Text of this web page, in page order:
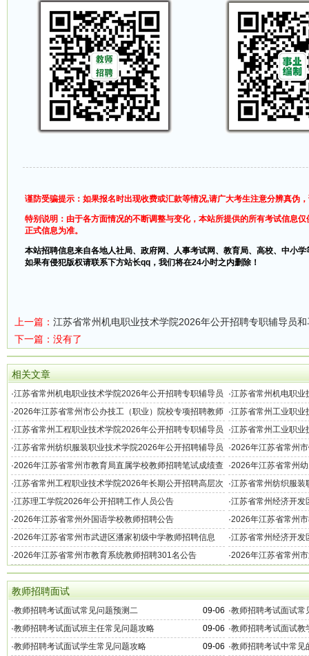
谨防受骗提示：如果报名时出现收费或汇款等情况,请广大考生注意分辨真伪
特别说明：由于各方面情况的不断调整与变化，本站所提供的所有考试信息
正式信息为准。
本站招聘信息来自各地人社局、政府网、人事考试网、教育局、高校、中小
如果有侵犯版权请联系下方站长qq，我们将在24小时之内删除！
上一篇： 江苏省常州机电职业技术学院2026年公开招聘专职辅导员
下一篇：没有了
相关文章
·江苏省常州机电职业技术学院2026年公开招聘专职辅导员
和马克思主义学院教师公告
·江苏省常州机电职业
告（第一批）
·2026年江苏省常州市公办技工（职业）院校专项招聘教师
公告
·江苏省常州工业职业
学院专任教师和专职
·江苏省常州工程职业技术学院2026年公开招聘专职辅导员
和马克思主义学院教师公告
·江苏省常州工业职业
·江苏省常州纺织服装职业技术学院2026年公开招聘辅导员
公告
·2026年江苏省常州
询及资格复审通知
·2026年江苏省常州市教育局直属学校教师招聘笔试成绩查
询及后续有关事项的公告
·2026年江苏省常州
告
·江苏省常州工程职业技术学院2026年长期公开招聘高层次
人才公告
·江苏省常州纺织服装
作人员公告
·江苏理工学院2026年公开招聘工作人员公告 ·江苏省常州经济开发
·2026年江苏省常州外国语学校教师招聘公告 ·2026年江苏省常州
·2026年江苏省常州市武进区潘家初级中学教师招聘信息 ·江苏省常州经济开发
·2026年江苏省常州市教育系统教师招聘301名公告 ·2026年江苏省常州
教师招聘面试
09-06
·教师招聘考试面试常见问题预测二 ·教师招聘考试面试常
09-06
·教师招聘考试面试班主任常见问题攻略 ·教师招聘考试面试教
09-06
·教师招聘考试面试学生常见问题攻略 ·教师招聘考试中常见